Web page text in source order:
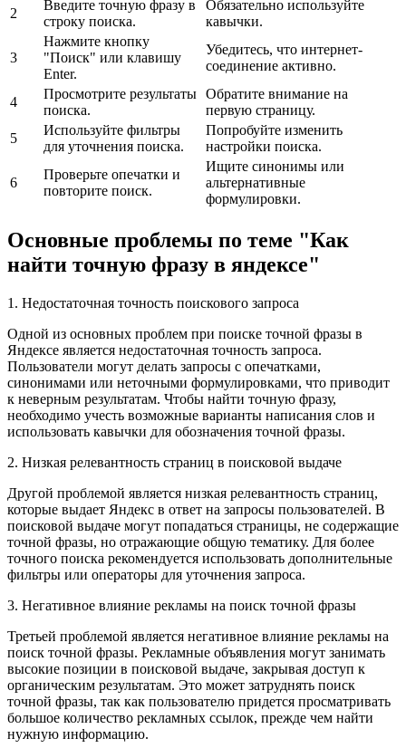
2
Введите точную фразу в
строку поиска.
Обязательно используйте
кавычки.
3
Нажмите кнопку
"Поиск" или клавишу
Enter.
Убедитесь, что интернет-
соединение активно.
4
Просмотрите результаты
поиска.
Обратите внимание на
первую страницу.
5
Используйте фильтры
для уточнения поиска.
Попробуйте изменить
настройки поиска.
6
Проверьте опечатки и
повторите поиск.
Ищите синонимы или
альтернативные
формулировки.
Основные проблемы по теме "Как
найти точную фразу в яндексе"
1. Недостаточная точность поискового запроса
Одной из основных проблем при поиске точной фразы в
Яндексе является недостаточная точность запроса.
Пользователи могут делать запросы с опечатками,
синонимами или неточными формулировками, что приводит
к неверным результатам. Чтобы найти точную фразу,
необходимо учесть возможные варианты написания слов и
использовать кавычки для обозначения точной фразы.
2. Низкая релевантность страниц в поисковой выдаче
Другой проблемой является низкая релевантность страниц,
которые выдает Яндекс в ответ на запросы пользователей. В
поисковой выдаче могут попадаться страницы, не содержащие
точной фразы, но отражающие общую тематику. Для более
точного поиска рекомендуется использовать дополнительные
фильтры или операторы для уточнения запроса.
3. Негативное влияние рекламы на поиск точной фразы
Третьей проблемой является негативное влияние рекламы на
поиск точной фразы. Рекламные объявления могут занимать
высокие позиции в поисковой выдаче, закрывая доступ к
органическим результатам. Это может затруднять поиск
точной фразы, так как пользователю придется просматривать
большое количество рекламных ссылок, прежде чем найти
нужную информацию.